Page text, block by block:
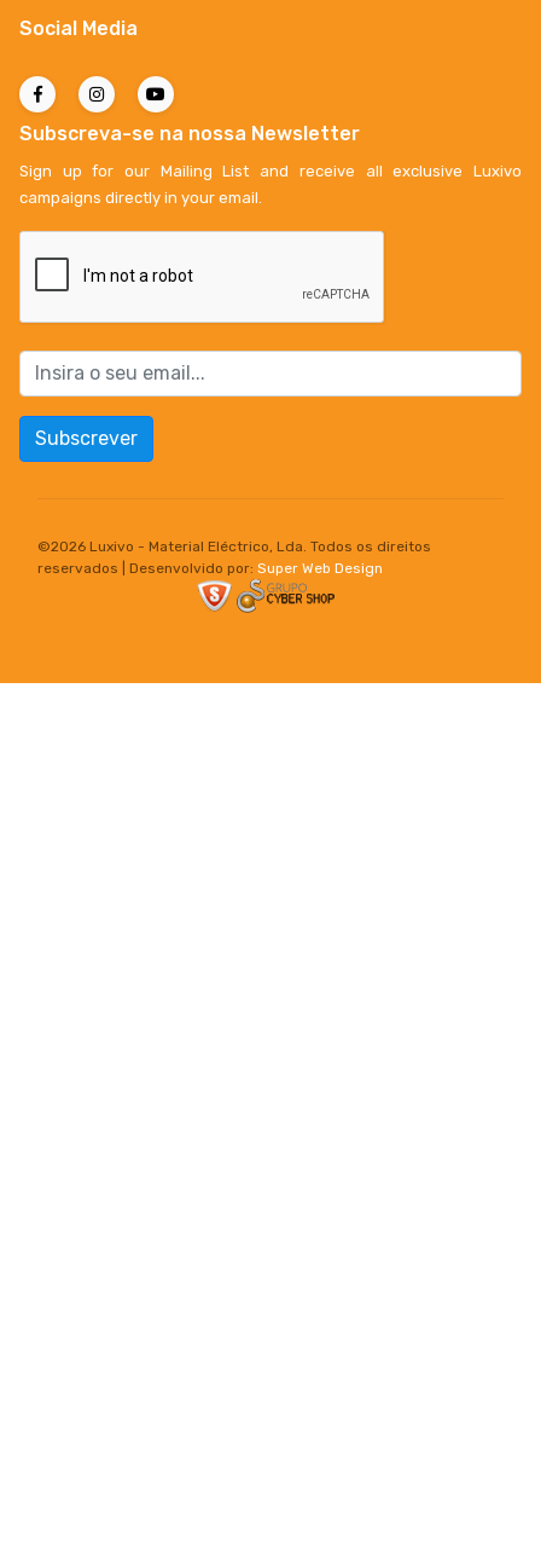
Social Media
Subscreva-se na nossa Newsletter
Sign up for our Mailing List and receive all exclusive Luxivo
campaigns directly in your email.
Subscrever
©2026 Luxivo - Material Eléctrico, Lda. Todos os direitos
reservados | Desenvolvido por: Super Web Design